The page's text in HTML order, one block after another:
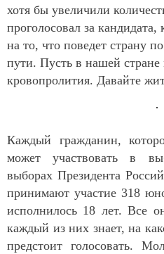
хотя бы увеличили
проголосовал за
на то, что поведет страну
пути. Пусть в нашей стране
кровопролития. Давайте
Каждый гражданин,
может участвовать в
выборах Президента
принимают участие 318
исполнилось 18 лет. Все
каждый из них знает, на
предстоит голосовать.